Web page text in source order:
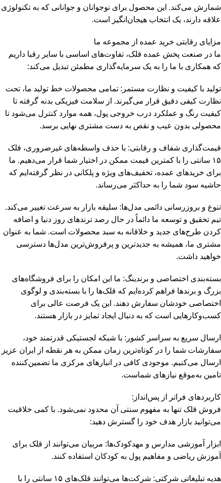
شمارش می‌کند. این محصول برای نوجوانان و جوانانی که به تکنولوژی
علاقه دارند، یک انتخاب هیجان‌انگیز است.
مزایای رقابتی خرید عمده از مجموعه ما
ما در صنعت پخش عمده قلک، تفاوت‌های اساسی با سایر رقبا داریم
که همکاری با ما را به یک سرمایه‌گذاری مطمئن تبدیل می‌کند:
تولید با کیفیت و نظارت مستمر: تمامی محصولات خط تولید ما، تحت
نظارت کیفی دقیق قرار می‌گیرند. از سلامت فیزیکی بدنه گرفته تا
کیفیت رنگ و عملکرد درب خروجی پول، همه موارد کنترل می‌شود تا
محصولی بدون عیب و نقص به دست مشتری نهایی برسد.
قیمت‌گذاری شفاف و رقابتی: با حذف واسطه‌های غیرضروری، قلک
۱۵ سانتی را با کمترین قیمت ممکن در اختیار شما قرار می‌دهیم. ما
برای خریدهای عمده، تخفیف‌های ویژه و پلکانی در نظر گرفته‌ایم که
حاشیه سود شما را به حداکثر می‌رساند.
تنوع و بروزرسانی دائمی مدل‌ها: سلیقه بازار به سرعت تغییر می‌کند.
تیم تحقیق و توسعه ما دائماً در حال رصد ترندهای روز دنیا و اضافه
کردن طرح‌های جدید و خلاقانه به سبد محصولات است. شما به عنوان
مشتری ما، همیشه به جدیدترین و پرفروش‌ترین مدل‌ها دسترسی
خواهید داشت.
بسته‌بندی اختصاصی و برندینگ: ما این امکان را برای فروشگاه‌های
بزرگ و برندها فراهم کرده‌ایم که قلک‌ها را با بسته‌بندی و لوگوی
اختصاصی خودشان سفارش دهند. این یک فرصت عالی برای
کسب‌وکارهایی است که به دنبال ایجاد تمایز در بازار هستند.
ارسال سریع به سراسر کشور: با شبکه لجستیکی قدرتمند خود،
سفارشات شما را در کوتاه‌ترین زمان ممکن به هر نقطه از ایران عزیز
ارسال می‌کنیم. موجودی کافی در انبارهای مرکزی ما تضمین‌کننده
تامین به‌موقع نیازهای شماست.
کاربردهای فراتر از پس‌انداز:
فروش قلک تنها به مفهوم سنتی آن محدود نمی‌شود. با کمی خلاقیت
می‌توانید بازار هدف خود را گسترش دهید:
ابزار آموزشی مدارس و مهدکودک‌ها: مربیان می‌توانند از قلک برای
آموزش ریاضی و مفاهیم پول به کودکان استفاده کنند.
هدیه تبلیغاتی شرکتی: شرکت‌ها می‌توانند قلک‌های ۱۵ سانتی را با